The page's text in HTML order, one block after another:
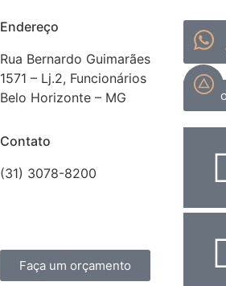
Endereço
Rua Bernardo Guimarães
1571 – Lj.2, Funcionários
Belo Horizonte – MG
Contato
(31) 3078-8200
Faça um orçamento